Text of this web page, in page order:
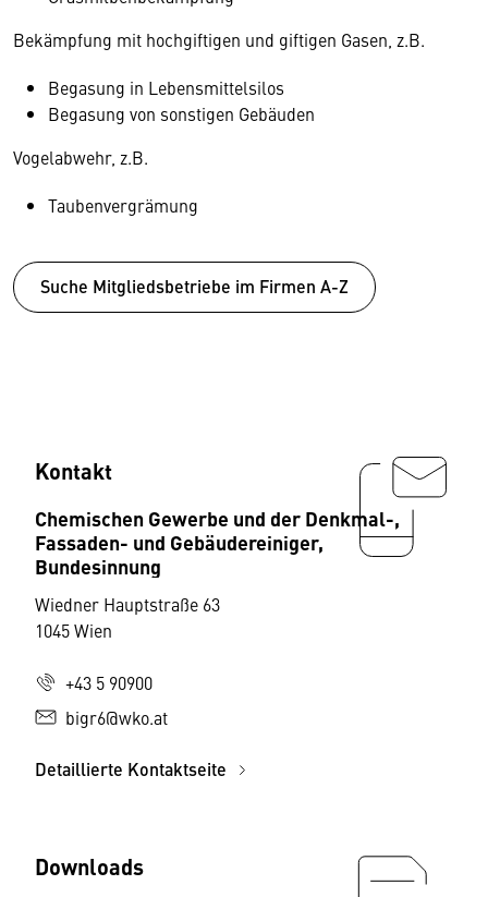
Bekämpfung mit hochgiftigen und giftigen Gasen, z.B.
Begasung in Lebensmittelsilos
Begasung von sonstigen Gebäuden
Vogelabwehr, z.B.
Taubenvergrämung
Suche Mitgliedsbetriebe im Firmen A-Z
Kontakt
Chemischen Gewerbe und der Denkmal-,
Fassaden- und Gebäudereiniger,
Bundesinnung
Wiedner Hauptstraße 63
1045 Wien
+43 5 90900
bigr6@wko.at
Detaillierte Kontaktseite
Downloads